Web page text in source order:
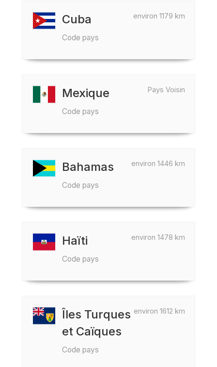
environ 1179 km
Cuba
Code pays
Pays Voisin
Mexique
Code pays
environ 1446 km
Bahamas
Code pays
environ 1478 km
Haïti
Code pays
environ 1612 km
Îles Turques
et Caïques
Code pays